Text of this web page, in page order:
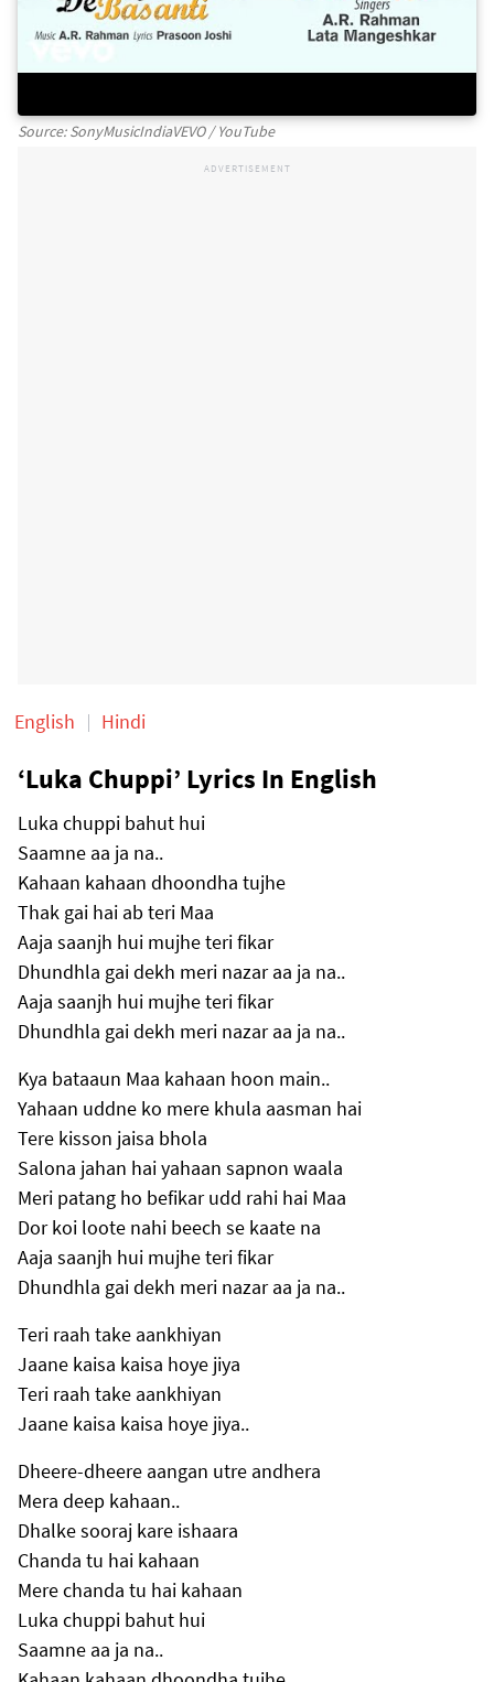
Source: SonyMusicIndiaVEVO / YouTube
English Hindi
‘Luka Chuppi’ Lyrics In English
Luka chuppi bahut hui
Saamne aa ja na..
Kahaan kahaan dhoondha tujhe
Thak gai hai ab teri Maa
Aaja saanjh hui mujhe teri fikar
Dhundhla gai dekh meri nazar aa ja na..
Aaja saanjh hui mujhe teri fikar
Dhundhla gai dekh meri nazar aa ja na..
Kya bataaun Maa kahaan hoon main..
Yahaan uddne ko mere khula aasman hai
Tere kisson jaisa bhola
Salona jahan hai yahaan sapnon waala
Meri patang ho befikar udd rahi hai Maa
Dor koi loote nahi beech se kaate na
Aaja saanjh hui mujhe teri fikar
Dhundhla gai dekh meri nazar aa ja na..
Teri raah take aankhiyan
Jaane kaisa kaisa hoye jiya
Teri raah take aankhiyan
Jaane kaisa kaisa hoye jiya..
Dheere-dheere aangan utre andhera
Mera deep kahaan..
Dhalke sooraj kare ishaara
Chanda tu hai kahaan
Mere chanda tu hai kahaan
Luka chuppi bahut hui
Saamne aa ja na..